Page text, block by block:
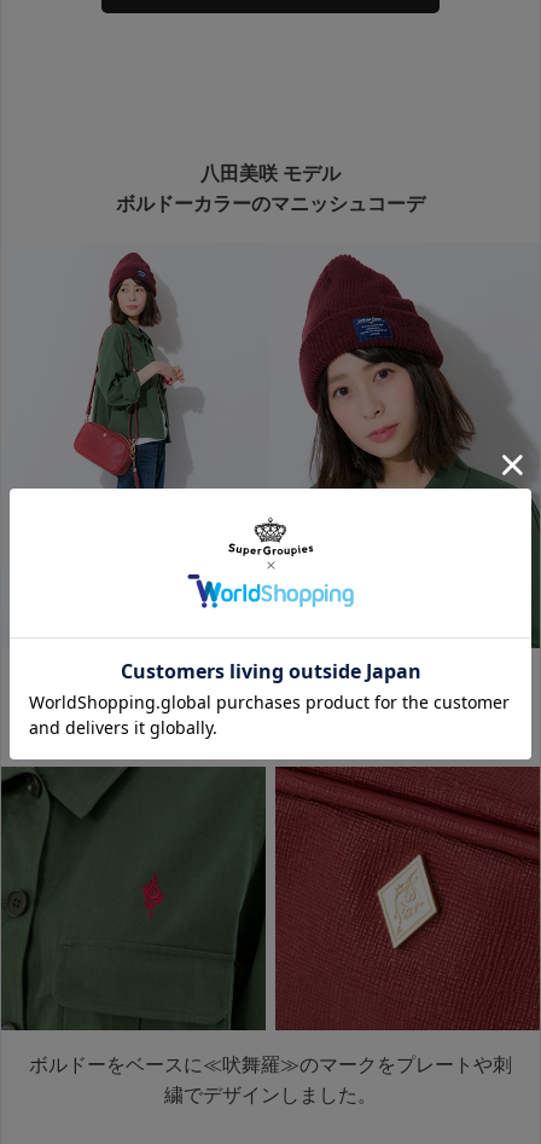
八田美咲 モデル
ボルドーカラーのマニッシュコーデ
カジュアルからフェミニンまで幅広いスタイリングでお
楽しみいただけます。
ボルドーをベースに≪吠舞羅≫のマークをプレートや刺
繍でデザインしました。